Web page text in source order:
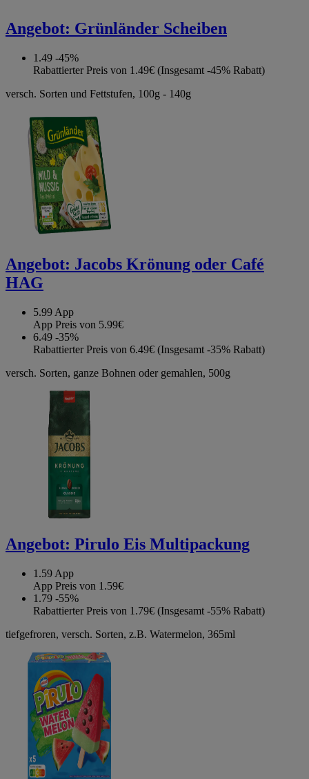
Angebot: Grünländer Scheiben
1.49 -45%
Rabattierter Preis von 1.49€ (Insgesamt -45% Rabatt)
versch. Sorten und Fettstufen, 100g - 140g
Angebot: Jacobs Krönung oder Café
HAG
5.99 App
App Preis von 5.99€
6.49 -35%
Rabattierter Preis von 6.49€ (Insgesamt -35% Rabatt)
versch. Sorten, ganze Bohnen oder gemahlen, 500g
Angebot: Pirulo Eis Multipackung
1.59 App
App Preis von 1.59€
1.79 -55%
Rabattierter Preis von 1.79€ (Insgesamt -55% Rabatt)
tiefgefroren, versch. Sorten, z.B. Watermelon, 365ml